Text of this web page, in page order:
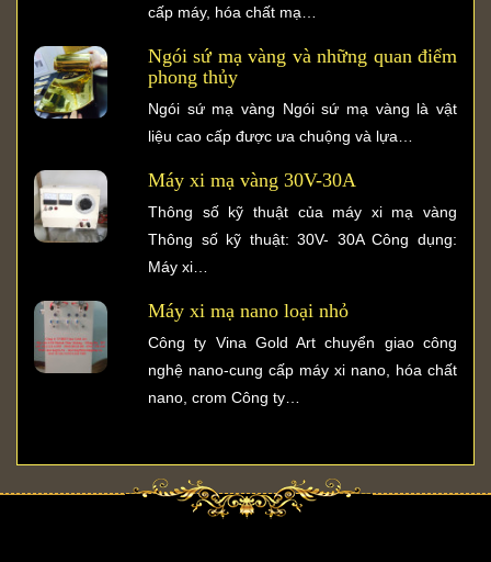
cấp máy, hóa chất mạ…
Ngói sứ mạ vàng và những quan điểm
phong thủy
Ngói sứ mạ vàng Ngói sứ mạ vàng là vật
liệu cao cấp được ưa chuộng và lựa…
Máy xi mạ vàng 30V-30A
Thông số kỹ thuật của máy xi mạ vàng
Thông số kỹ thuật: 30V- 30A Công dụng:
Máy xi…
Máy xi mạ nano loại nhỏ
Công ty Vina Gold Art chuyển giao công
nghệ nano-cung cấp máy xi nano, hóa chất
nano, crom Công ty…